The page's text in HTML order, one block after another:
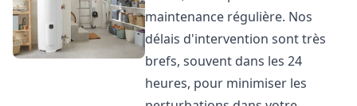
maintenance régulière. Nos
délais d'intervention sont très
brefs, souvent dans les 24
heures, pour minimiser les